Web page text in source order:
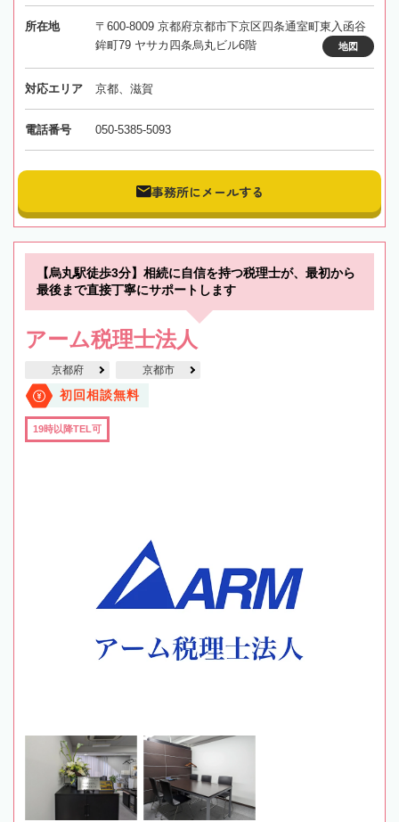
所在地
〒600-8009 京都府京都市下京区四条通室町東入函谷
鉾町79 ヤサカ四条烏丸ビル6階
地図
対応エリア 京都、滋賀
電話番号 050-5385-5093
事務所にメールする
【烏丸駅徒歩3分】相続に自信を持つ税理士が、最初から
最後まで直接丁寧にサポートします
アーム税理士法人
京都府 京都市
初回相談無料
19時以降TEL可